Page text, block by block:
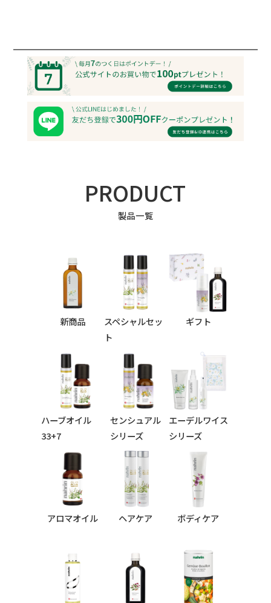
PRODUCT
製品一覧
新商品
スペシャルセッ
ト
ギフト
ハーブオイル
33+7
シリーズ
センシュアル
シリーズ
エーデルワイス
シリーズ
アロマオイル ヘアケア ボディケア